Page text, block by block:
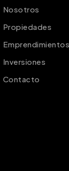
Nosotros
Propiedades
Inversiones
Contacto